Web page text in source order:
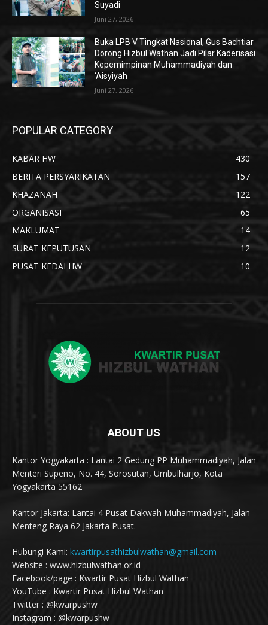
Suyadi
Juni 27, 2026
Buka LPB V Tingkat Nasional, Gus Bachtiar
Dorong Hizbul Wathan Jadi Pilar Kaderisasi
Kepemimpinan Muhammadiyah dan
‘Aisyiyah
Juni 27, 2026
POPULAR CATEGORY
KABAR HW
430
BERITA PERSYARIKATAN
157
KHAZANAH
122
ORGANISASI
65
MAKLUMAT
14
SURAT KEPUTUSAN
12
PUSAT KEDAI HW
10
ABOUT US
Kantor Yogyakarta : Lantai 2 Gedung PP Muhammadiyah, Jalan
Menteri Supeno, No. 44, Sorosutan, Umbulharjo, Kota
Yogyakarta 55162
Kantor Jakarta: Lantai 4 Pusat Dakwah Muhammadiyah, Jalan
Menteng Raya 62 Jakarta Pusat.
Hubungi Kami: kwartirpusathizbulwathan@gmail.com
Website : www.hizbulwathan.or.id
Facebook/page : Kwartir Pusat Hizbul Wathan
YouTube : Kwartir Pusat Hizbul Wathan
Twitter : @kwarpushw
Instagram : @kwarpushw